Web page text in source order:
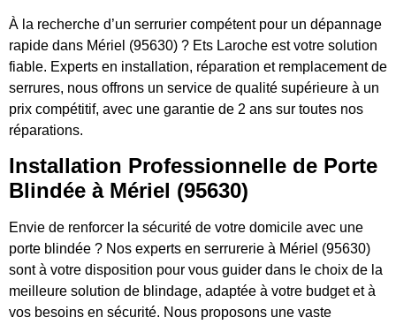
À la recherche d’un serrurier compétent pour un dépannage
rapide dans Mériel (95630) ? Ets Laroche est votre solution
fiable. Experts en installation, réparation et remplacement de
serrures, nous offrons un service de qualité supérieure à un
prix compétitif, avec une garantie de 2 ans sur toutes nos
réparations.
Installation Professionnelle de Porte
Blindée à Mériel (95630)
Envie de renforcer la sécurité de votre domicile avec une
porte blindée ? Nos experts en serrurerie à Mériel (95630)
sont à votre disposition pour vous guider dans le choix de la
meilleure solution de blindage, adaptée à votre budget et à
vos besoins en sécurité. Nous proposons une vaste